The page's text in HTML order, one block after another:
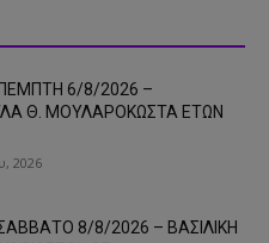
6/8/2026 –
Θ. ΜΟΥΛΑΡΟΚΩΣΤΑ ΕΤΩΝ
2026
8/8/2026 – ΒΑΣΙΛΙΚΗ